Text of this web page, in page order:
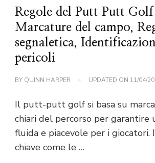
Regole del Putt Putt
Marcature del campo,
segnaletica,
pericoli
BY QUINN HARPER UPDATED ON 11/04/
Il putt-putt golf si basa su
chiari del percorso per garantire
fluida e piacevole per i giocatori.
chiave come le …